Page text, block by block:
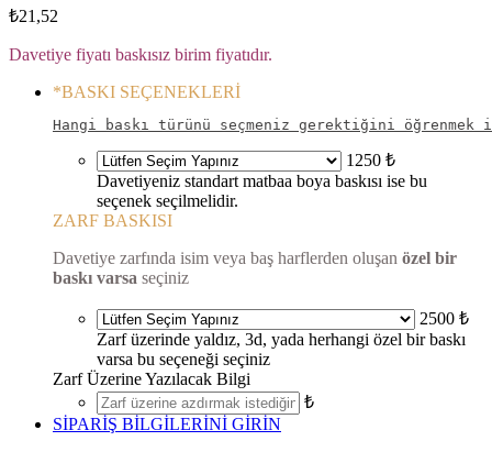
₺21,52
Davetiye fiyatı baskısız birim fiyatıdır.
*BASKI SEÇENEKLERİ
Hangi baskı türünü seçmeniz gerektiğini öğrenmek
1250 ₺
Davetiyeniz standart matbaa boya baskısı ise bu
seçenek seçilmelidir.
ZARF BASKISI
Davetiye zarfında isim veya baş harflerden oluşan özel bir
baskı varsa seçiniz
2500 ₺
Zarf üzerinde yaldız, 3d, yada herhangi özel bir baskı
varsa bu seçeneği seçiniz
Zarf Üzerine Yazılacak Bilgi
₺
SİPARİŞ BİLGİLERİNİ GİRİN